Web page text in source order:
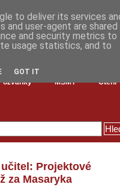
MŠMT Čtení
Projektové
za Masaryka
to deliver its services
and user-agent are shared
and security metrics to
usage statistics, and to
GOT IT